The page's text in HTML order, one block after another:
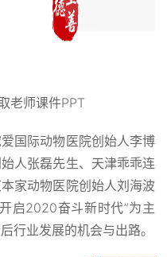
老师课件PPT
国际动物医院创始人李博
人张磊先生、天津乖乖连
家动物医院创始人刘海波
启2020奋斗新时代”为主
行业发展的机会与出路。